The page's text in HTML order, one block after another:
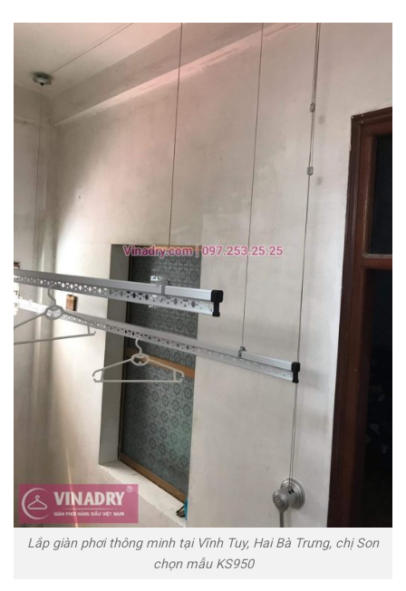
Lắp giàn phơi thông minh tại Vĩnh Tuy, Hai Bà Trưng, chị Son
chọn mẫu KS950